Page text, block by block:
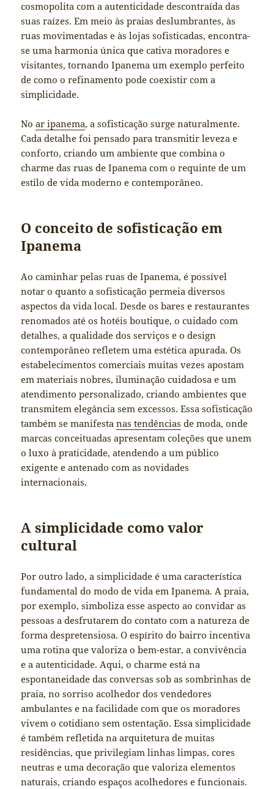
cosmopolita com a autenticidade descontraída das
suas raízes. Em meio às praias deslumbrantes, às
ruas movimentadas e às lojas sofisticadas, encontra-
se uma harmonia única que cativa moradores e
visitantes, tornando Ipanema um exemplo perfeito
de como o refinamento pode coexistir com a
simplicidade.
Noar ipanema, a sofisticação surge naturalmente.
Cada detalhe foi pensado para transmitir leveza e
conforto, criando um ambiente que combina o
charme das ruas de Ipanema com o requinte de um
estilo de vida moderno e contemporâneo.
O conceito de sofisticação em
Ipanema
Ao caminhar pelas ruas de Ipanema, é possível
notar o quanto a sofisticação permeia diversos
aspectos da vida local. Desde os bares e restaurantes
renomados até os hotéis boutique, o cuidado com
detalhes, a qualidade dos serviços e o design
contemporâneo refletem uma estética apurada. Os
estabelecimentos comerciais muitas vezes apostam
em materiais nobres, iluminação cuidadosa e um
atendimento personalizado, criando ambientes que
transmitem elegância sem excessos. Essa sofisticação
também se manifestanas tendências de moda, onde
marcas conceituadas apresentam coleções que unem
o luxo à praticidade, atendendo a um público
exigente e antenado com as novidades
internacionais.
A simplicidade como valor
cultural
Por outro lado, a simplicidade é uma característica
fundamental do modo de vida em Ipanema. A praia,
por exemplo, simboliza esse aspecto ao convidar as
pessoas a desfrutarem do contato com a natureza de
forma despretensiosa. O espírito do bairro incentiva
uma rotina que valoriza o bem-estar, a convivência
e a autenticidade. Aqui, o charme está na
espontaneidade das conversas sob as sombrinhas de
praia, no sorriso acolhedor dos vendedores
ambulantes e na facilidade com que os moradores
vivem o cotidiano sem ostentação. Essa simplicidade
é também refletida na arquitetura de muitas
residências, que privilegiam linhas limpas, cores
neutras e uma decoração que valoriza elementos
naturais, criando espaços acolhedores e funcionais.